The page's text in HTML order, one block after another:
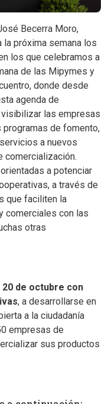
Becerra Moro,
la próxima semana los
los que celebramos a
de las Mipymes y
donde desde
agenda de
las empresas
de fomento,
a nuevos
comercialización.
a potenciar
a través de
que faciliten la
comerciales con las
otras
20 de octubre con
, a desarrollarse en
a la ciudadanía
empresas de
sus productos